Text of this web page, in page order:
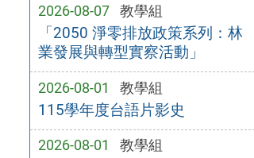
2026-08-07 教學組
「2050 淨零排放政策系列：林
業發展與轉型實察活動」
2026-08-01 教學組
115學年度台語片影史
2026-08-01 教學組